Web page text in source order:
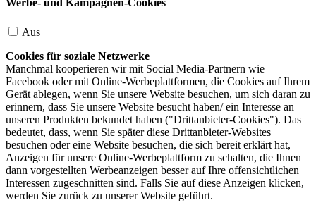
Werbe- und Kampagnen-Cookies
Aus
Cookies für soziale Netzwerke
Manchmal kooperieren wir mit Social Media-Partnern wie
Facebook oder mit Online-Werbeplattformen, die Cookies auf Ihrem
Gerät ablegen, wenn Sie unsere Website besuchen, um sich daran zu
erinnern, dass Sie unsere Website besucht haben/ ein Interesse an
unseren Produkten bekundet haben ("Drittanbieter-Cookies"). Das
bedeutet, dass, wenn Sie später diese Drittanbieter-Websites
besuchen oder eine Website besuchen, die sich bereit erklärt hat,
Anzeigen für unsere Online-Werbeplattform zu schalten, die Ihnen
dann vorgestellten Werbeanzeigen besser auf Ihre offensichtlichen
Interessen zugeschnitten sind. Falls Sie auf diese Anzeigen klicken,
werden Sie zurück zu unserer Website geführt.